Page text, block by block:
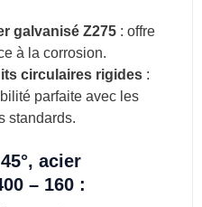
galvanisé Z275: offre
à la corrosion.
circulaires rigides:
parfaite avec les
standards.
acier
– 160 :